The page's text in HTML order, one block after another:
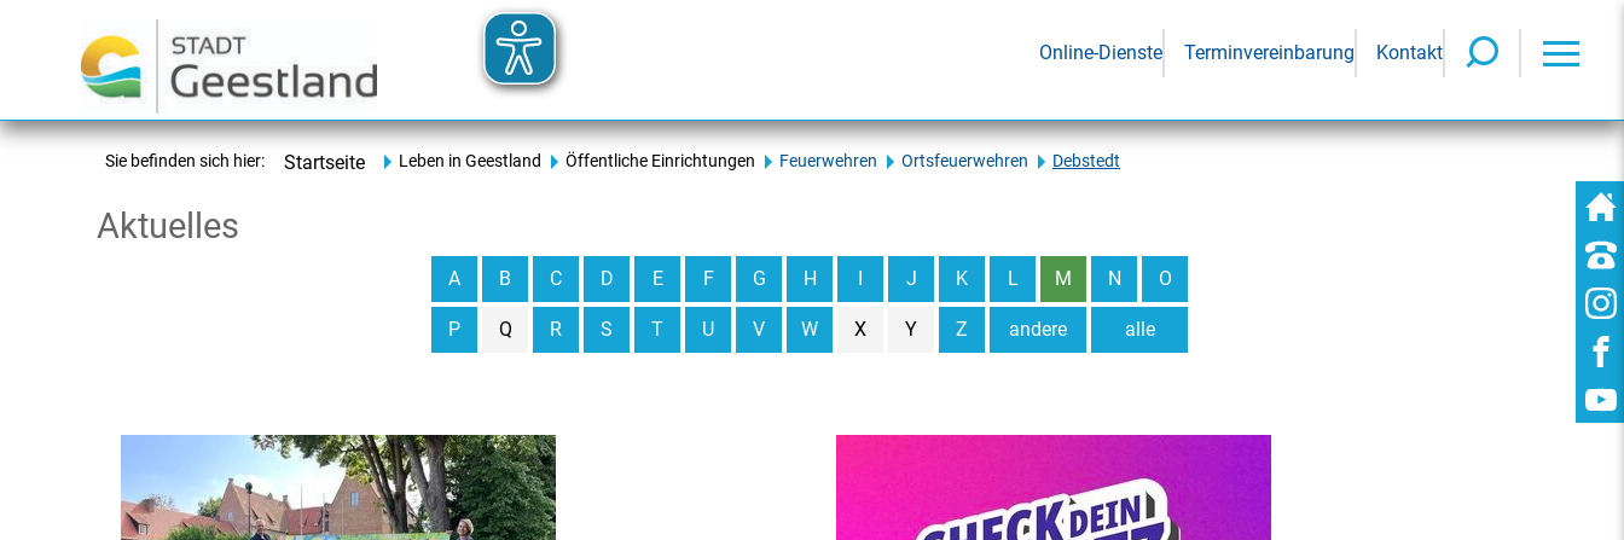
Online-Dienste Terminvereinbarung Kontakt
Sie befinden sich hier: Startseite Leben in Geestland Öffentliche Einrichtungen Feuerwehren Ortsfeuerwehren Debstedt
Aktuelles
alle
A B C D E F G H I J K L M N O
P Q R S T U V W X Y Z andere